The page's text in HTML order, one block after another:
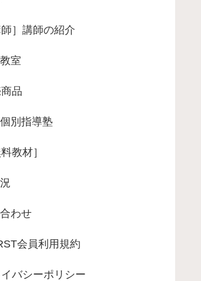
師］講師の紹介
室
品
別指導塾
料教材］
わせ
会員利用規約
バシーポリシー